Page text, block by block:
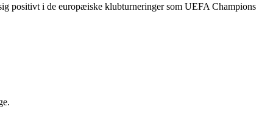
positivt i de europæiske klubturneringer som UEFA Champions